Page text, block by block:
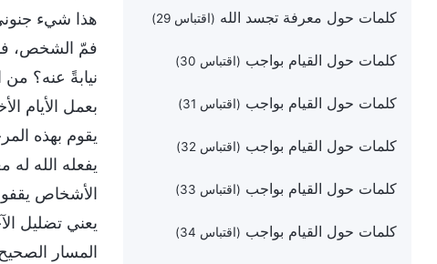
كلمات حول معرفة تجسد الله (اقتباس 29)
كلمات حول القيام بواجب (اقتباس 30)
كلمات حول القيام بواجب (اقتباس 31)
كلمات حول القيام بواجب (اقتباس 32)
كلمات حول القيام بواجب (اقتباس 33)
كلمات حول القيام بواجب (اقتباس 34)
هذا شيء
فمّ الشخص،
نيابةً عنه؟
بعمل الأيام
يقوم بهذه
يفعله الله
الأشخاص
يعني تضليل
المسار